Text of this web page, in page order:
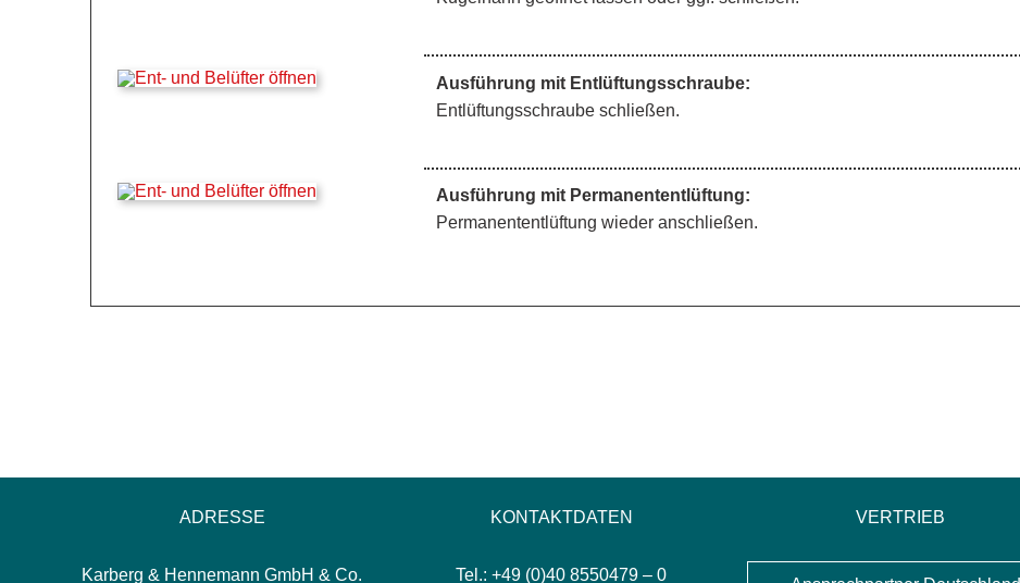
Ausführung mit Entlüftungsschraube:
Entlüftungsschraube schließen.
Ausführung mit Permanententlüftung:
Permanententlüftung wieder anschließen.
ADRESSE
Karberg & Hennemann GmbH & Co.
KONTAKTDATEN
Tel.: +49 (0)40 8550479 – 0
VERTRIEB